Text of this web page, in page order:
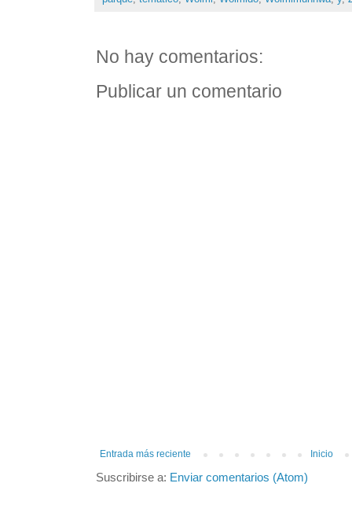
No hay comentarios:
Publicar un comentario
Entrada más reciente Inicio
Suscribirse a: Enviar comentarios (Atom)